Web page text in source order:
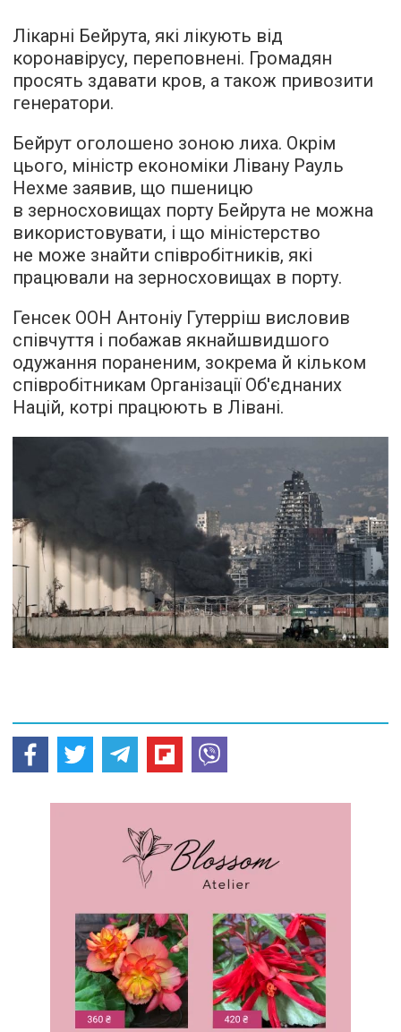
Лікарні Бейрута, які лікують від
коронавірусу, переповнені. Громадян
просять здавати кров, а також привозити
генератори.
Бейрут оголошено зоною лиха. Окрім
цього, міністр економіки Лівану Рауль
Нехме заявив, що пшеницю
в зерносховищах порту Бейрута не можна
використовувати, і що міністерство
не може знайти співробітників, які
працювали на зерносховищах в порту.
Генсек ООН Антоніу Гутерріш висловив
співчуття і побажав якнайшвидшого
одужання пораненим, зокрема й кільком
співробітникам Організації Об'єднаних
Націй, котрі працюють в Лівані.